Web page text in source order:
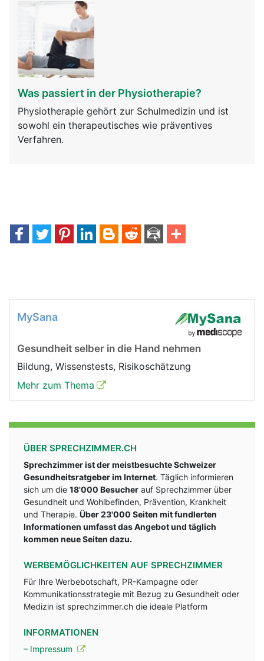
Was passiert in der Physiotherapie?
Physiotherapie gehört zur Schulmedizin und ist
sowohl ein therapeutisches wie präventives
Verfahren.
MySana
Gesundheit selber in die Hand nehmen
Bildung, Wissenstests, Risikoschätzung
Mehr zum Thema
ÜBER SPRECHZIMMER.CH
Sprechzimmer ist der meistbesuchte Schweizer
Gesundheitsratgeber im Internet. Täglich informieren
sich um die 18'000 Besucher auf Sprechzimmer über
Gesundheit und Wohlbefinden, Prävention, Krankheit
und Therapie. Über 23'000 Seiten mit fundlerten
Informationen umfasst das Angebot und täglich
kommen neue Seiten dazu.
WERBEMÖGLICHKEITEN AUF SPRECHZIMMER
Für Ihre Werbebotschaft, PR-Kampagne oder
Kommunikationsstrategie mit Bezug zu Gesundheit oder
Medizin ist sprechzimmer.ch die ideale Platform
INFORMATIONEN
– Impressum